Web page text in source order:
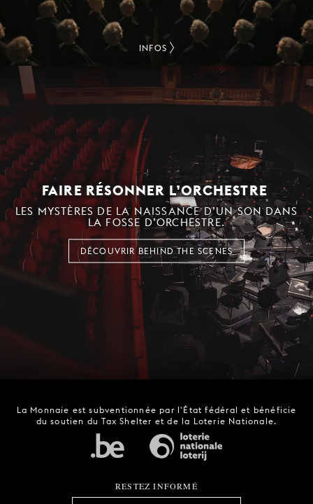
INFOS
FAIRE RÉSONNER L’ORCHESTRE
LES MYSTÈRES DE LA NAISSANCE D’UN SON DANS
LA FOSSE D’ORCHESTRE.
DÉCOUVRIR BEHIND THE SCENES
La Monnaie est subventionnée par l'État fédéral et bénéficie
du soutien du Tax Shelter et de la Loterie Nationale.
RESTEZ INFORMÉ